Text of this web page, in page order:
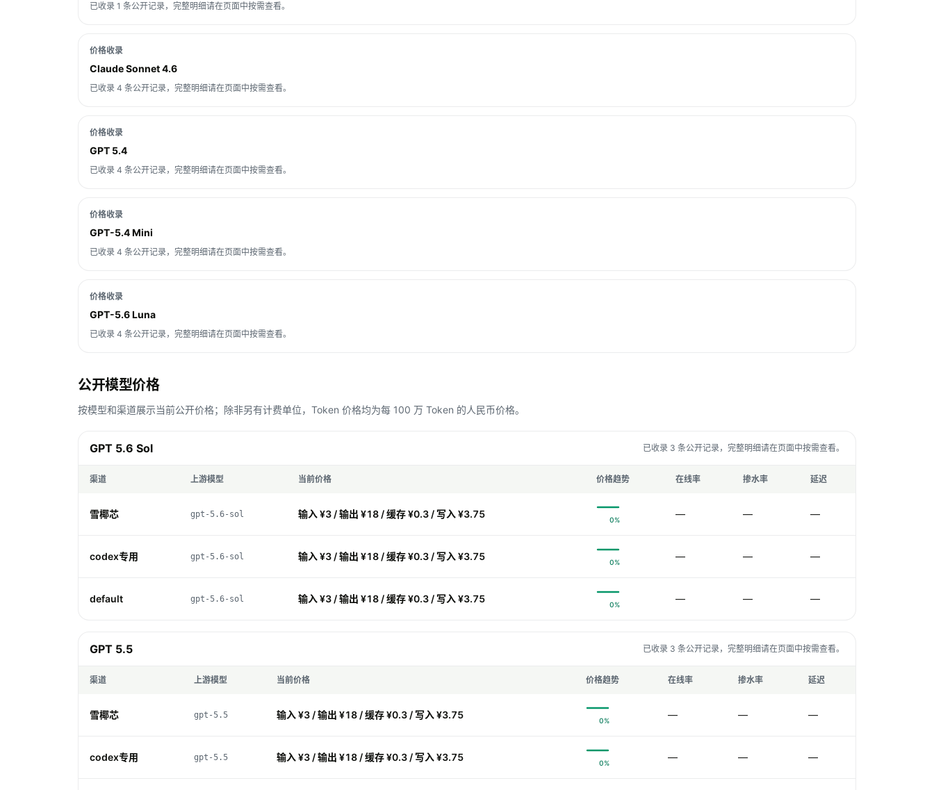
已收录 1 条公开记录，完整明细请在页面中按需查看。
价格收录
Claude Sonnet 4.6
已收录 4 条公开记录，完整明细请在页面中按需查看。
价格收录
GPT 5.4
已收录 4 条公开记录，完整明细请在页面中按需查看。
价格收录
GPT-5.4 Mini
已收录 4 条公开记录，完整明细请在页面中按需查看。
价格收录
GPT-5.6 Luna
已收录 4 条公开记录，完整明细请在页面中按需查看。
公开模型价格
按模型和渠道展示当前公开价格；除非另有计费单位，Token 价格均为每 100 万 Token 的人民币价格。
GPT 5.6 Sol 已收录 3 条公开记录，完整明细请在页面中按需查看。
渠道 上游模型 当前价格 价格趋势 在线率 掺水率 延迟
雪椰芯 gpt-5.6-sol 输入 ¥3 / 输出 ¥18 / 缓存 ¥0.3 / 写入 ¥3.75 0% — — —
codex专用 gpt-5.6-sol 输入 ¥3 / 输出 ¥18 / 缓存 ¥0.3 / 写入 ¥3.75 0% — — —
default gpt-5.6-sol 输入 ¥3 / 输出 ¥18 / 缓存 ¥0.3 / 写入 ¥3.75 0% — — —
GPT 5.5 已收录 3 条公开记录，完整明细请在页面中按需查看。
渠道 上游模型 当前价格 价格趋势 在线率 掺水率 延迟
雪椰芯 gpt-5.5 输入 ¥3 / 输出 ¥18 / 缓存 ¥0.3 / 写入 ¥3.75 0% — — —
codex专用 gpt-5.5 输入 ¥3 / 输出 ¥18 / 缓存 ¥0.3 / 写入 ¥3.75 0% — — —